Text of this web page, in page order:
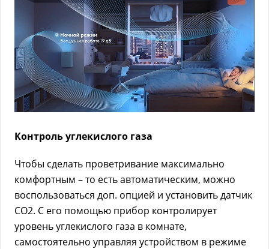
Контроль углекислого газа
Чтобы сделать проветривание максимально
комфортным – то есть автоматическим, можно
воспользоваться доп. опцией и установить датчик
СО2. С его помощью прибор контролирует
уровень углекислого газа в комнате,
самостоятельно управляя устройством в режиме